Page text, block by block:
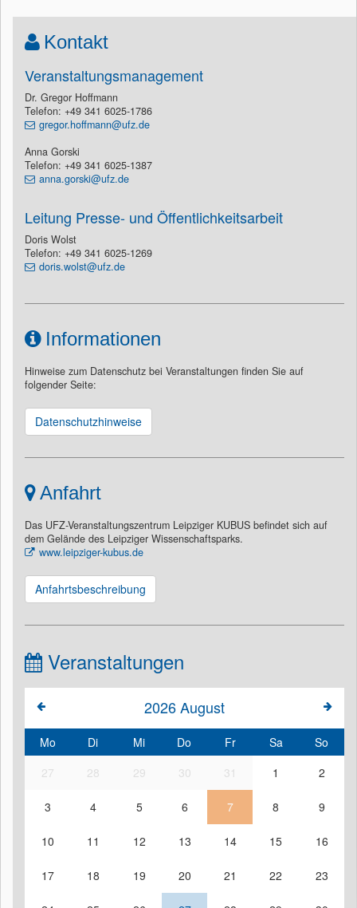
Kontakt
Veranstaltungsmanagement
Dr. Gregor Hoffmann
Telefon: +49 341 6025-1786
gregor.hoffmann@ufz.de
Anna Gorski
Telefon: +49 341 6025-1387
anna.gorski@ufz.de
Leitung Presse- und Öffentlichkeitsarbeit
Doris Wolst
Telefon: +49 341 6025-1269
doris.wolst@ufz.de
Informationen
Hinweise zum Datenschutz bei Veranstaltungen finden Sie auf
folgender Seite:
Datenschutzhinweise
Anfahrt
Das UFZ-Veranstaltungszentrum Leipziger KUBUS befindet sich auf
dem Gelände des Leipziger Wissenschaftsparks.
www.leipziger-kubus.de
Anfahrtsbeschreibung
Veranstaltungen
2026August
Mo Di Mi Do Fr Sa
So
27
28 29 30 31 1 2
3 4 5 6 7 8 9
10 11 12 13 14 15 16
17 18 19 20 21 22 23